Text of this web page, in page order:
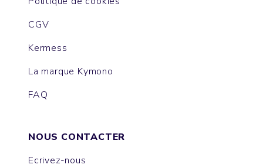
CGV
Kermess
La marque Kymono
FAQ
NOUS CONTACTER
Ecrivez-nous